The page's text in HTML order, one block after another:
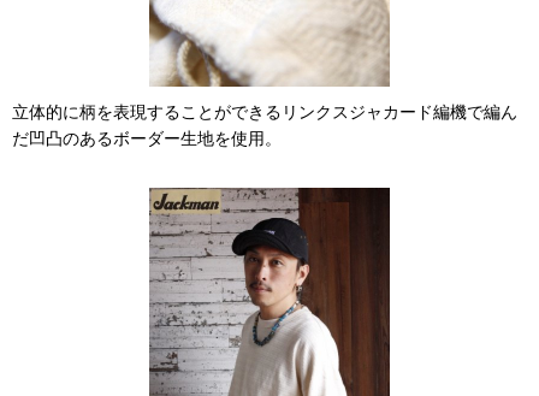
立体的に柄を表現することができるリンクスジャカード編機で編ん
だ凹凸のあるボーダー生地を使用。